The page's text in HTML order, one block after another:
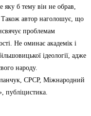
яку б тему він не обрав,
Також автор наголошує, що
проблемам
Не оминає академік і
ідеології, адже
народу.
СРСР, Міжнародний
публіцистика.